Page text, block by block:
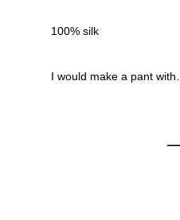
100% silk
I would make a pant